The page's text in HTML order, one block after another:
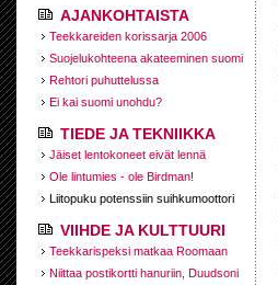
AJANKOHTAISTA
Teekkareiden korissarja 2006
Suojelukohteena akateeminen suomi
Rehtori puhuttelussa
Ei kai suomi unohdu?
TIEDE JA TEKNIIKKA
Jäiset lentokoneet eivät lennä
Ole lintumies - ole Birdman!
Liitopuku potenssiin suihkumoottori
VIIHDE JA KULTTUURI
Teekkarispeksi matkaa Roomaan
Niittaa postikortti hanuriin, Duudsoni